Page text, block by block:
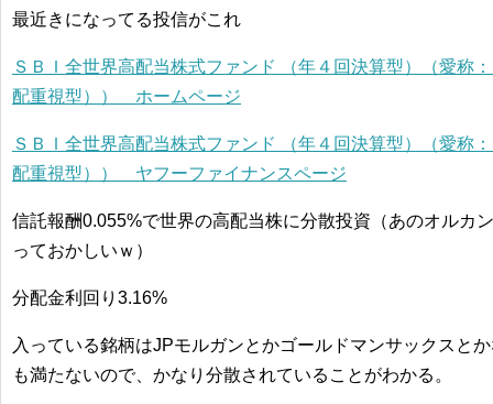
最近きになってる投信がこれ
ＳＢＩ全世界高配当株式ファンド （年４回決算型）（愛称
配重視型）） ホームページ
ＳＢＩ全世界高配当株式ファンド （年４回決算型）（愛称
配重視型）） ヤフーファイナンスページ
信託報酬0.055%で世界の高配当株に分散投資（あのオルカ
っておかしいｗ）
分配金利回り3.16%
入っている銘柄はJPモルガンとかゴールドマンサックスと
も満たないので、かなり分散されていることがわかる。